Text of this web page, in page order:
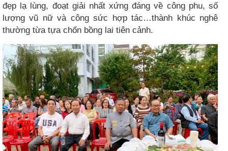
đẹp lạ lùng, đoạt giải nhất xứng đáng về công phu, số
lượng vũ nữ và công sức hợp tác…thành khúc nghê
thường từa tựa chốn bồng lai tiên cảnh.